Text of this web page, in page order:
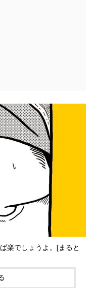
楽でしょうよ。[まると